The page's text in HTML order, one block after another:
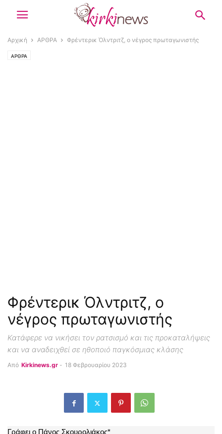
Αρχική ΑΡΘΡΑ Φρέντερικ Όλντριτζ, ο νέγρος πρωταγωνιστής
ΑΡΘΡΑ
Φρέντερικ Όλντριτζ, ο
νέγρος πρωταγωνιστής
Κατάφερε να νικήσει τον ρατσισμό και τις προκαταλήψεις
και να αναδειχθεί σε ηθοποιό παγκόσμιας κλάσης
Από Kirkinews.gr - 18 Φεβρουαρίου 2023
Γράφει ο Πάνος Σκουρολιάκος*